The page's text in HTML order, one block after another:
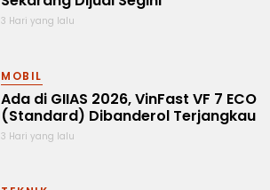
3 Hari yang lalu
MOBIL
Ada di GIIAS 2026, VinFast VF 7 ECO
(Standard) Dibanderol Terjangkau
3 Hari yang lalu